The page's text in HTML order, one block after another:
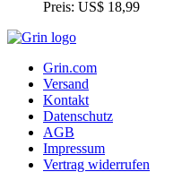
Preis: US$ 18,99
Grin.com
Versand
Kontakt
Datenschutz
AGB
Impressum
Vertrag widerrufen